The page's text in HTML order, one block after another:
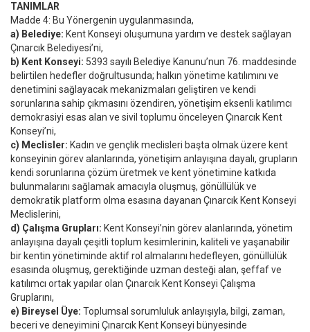
TANIMLAR
Madde 4: Bu Yönergenin uygulanmasında,
a) Belediye: Kent Konseyi oluşumuna yardım ve destek sağlayan
Çınarcık Belediyesi’ni,
b) Kent Konseyi: 5393 sayılı Belediye Kanunu’nun 76. maddesinde
belirtilen hedefler doğrultusunda; halkın yönetime katılımını ve
denetimini sağlayacak mekanizmaları geliştiren ve kendi
sorunlarına sahip çıkmasını özendiren, yönetişim eksenli katılımcı
demokrasiyi esas alan ve sivil toplumu önceleyen Çınarcık Kent
Konseyi’ni,
c) Meclisler: Kadın ve gençlik meclisleri başta olmak üzere kent
konseyinin görev alanlarında, yönetişim anlayışına dayalı, grupların
kendi sorunlarına çözüm üretmek ve kent yönetimine katkıda
bulunmalarını sağlamak amacıyla oluşmuş, gönüllülük ve
demokratik platform olma esasına dayanan Çınarcık Kent Konseyi
Meclislerini,
d) Çalışma Grupları: Kent Konseyi’nin görev alanlarında, yönetim
anlayışına dayalı çeşitli toplum kesimlerinin, kaliteli ve yaşanabilir
bir kentin yönetiminde aktif rol almalarını hedefleyen, gönüllülük
esasında oluşmuş, gerektiğinde uzman desteği alan, şeffaf ve
katılımcı ortak yapılar olan Çınarcık Kent Konseyi Çalışma
Gruplarını,
e) Bireysel Üye: Toplumsal sorumluluk anlayışıyla, bilgi, zaman,
beceri ve deneyimini Çınarcık Kent Konseyi bünyesinde